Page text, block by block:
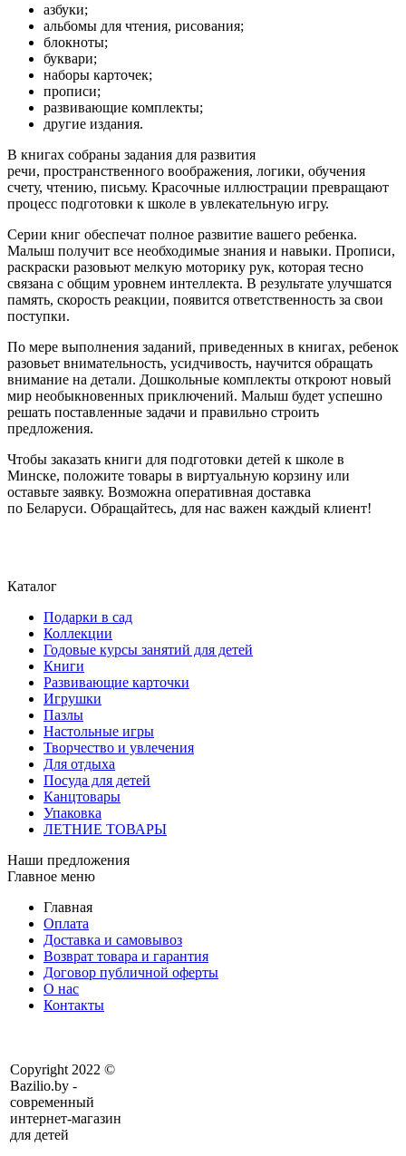
азбуки;
альбомы для чтения, рисования;
блокноты;
буквари;
наборы карточек;
прописи;
развивающие комплекты;
другие издания.
В книгах собраны задания для развития
речи, пространственного воображения, логики, обучения
счету, чтению, письму. Красочные иллюстрации превращают
процесс подготовки к школе в увлекательную игру.
Серии книг обеспечат полное развитие вашего ребенка.
Малыш получит все необходимые знания и навыки. Прописи,
раскраски разовьют мелкую моторику рук, которая тесно
связана с общим уровнем интеллекта. В результате улучшатся
память, скорость реакции, появится ответственность за свои
поступки.
По мере выполнения заданий, приведенных в книгах, ребенок
разовьет внимательность, усидчивость, научится обращать
внимание на детали. Дошкольные комплекты откроют новый
мир необыкновенных приключений. Малыш будет успешно
решать поставленные задачи и правильно строить
предложения.
Чтобы заказать книги для подготовки детей к школе в
Минске, положите товары в виртуальную корзину или
оставьте заявку. Возможна оперативная доставка
по Беларуси. Обращайтесь, для нас важен каждый клиент!
Каталог
Подарки в сад
Коллекции
Годовые курсы занятий для детей
Книги
Развивающие карточки
Игрушки
Пазлы
Настольные игры
Творчество и увлечения
Для отдыха
Посуда для детей
Канцтовары
Упаковка
ЛЕТНИЕ ТОВАРЫ
Наши предложения
Главное меню
Главная
Оплата
Доставка и самовывоз
Возврат товара и гарантия
Договор публичной оферты
О нас
Контакты
Copyright 2022 ©
Bazilio.by -
современный
интернет-магазин
для детей